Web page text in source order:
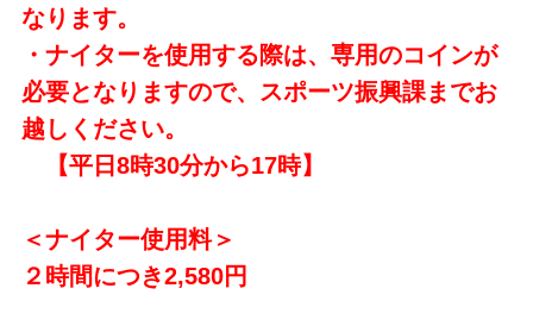
なります。
・ナイターを使用する際は、専用のコインが
必要となりますので、スポーツ振興課までお
越しください。
【平日8時30分から17時】
＜ナイター使用料＞
２時間につき2,580円